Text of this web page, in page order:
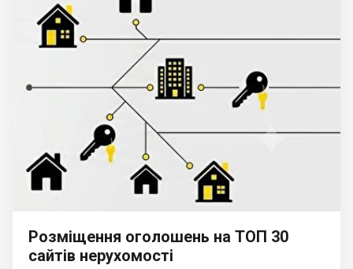
Розміщення оголошень на ТОП 30
сайтів нерухомості